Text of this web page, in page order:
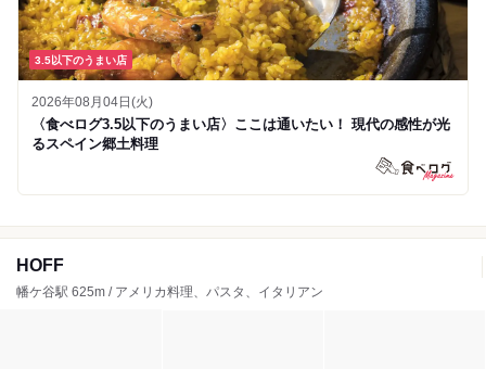
3.5以下のうまい店
2026年08月04日(火)
〈食べログ3.5以下のうまい店〉ここは通いたい！ 現代の感性が光
るスペイン郷土料理
HOFF
幡ケ谷駅 625m / アメリカ料理、パスタ、イタリアン